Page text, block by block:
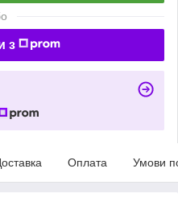
з
Оплата Умови